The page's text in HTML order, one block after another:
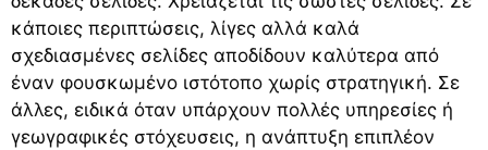
κάποιες περιπτώσεις, λίγες αλλά καλά
σχεδιασμένες σελίδες αποδίδουν καλύτερα από
έναν φουσκωμένο ιστότοπο χωρίς στρατηγική. Σε
άλλες, ειδικά όταν υπάρχουν πολλές υπηρεσίες ή
γεωγραφικές στόχευσεις, η ανάπτυξη επιπλέον